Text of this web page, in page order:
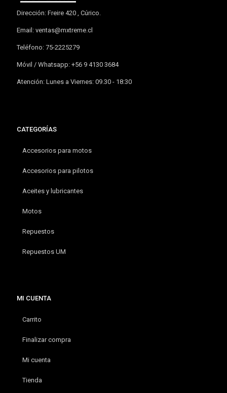
Dirección: Freire 420 , Cúrico.
Email: ventas@mxtreme.cl
Teléfono: 75-2225279
Móvil / Whatsapp: +56 9 4130 3684
Atención: Lunes a Viernes: 09.30 - 18:30
CATEGORÍAS
Accesorios para motos
Accesorios para pilotos
Aceites y lubricantes
Motos
Repuestos
Repuestos UM
MI CUENTA
Carrito
Finalizar compra
Mi cuenta
Tienda